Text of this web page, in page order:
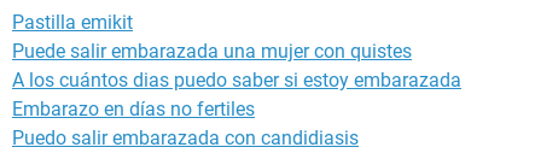
Pastilla emikit
Puede salir embarazada una mujer con quistes
A los cuántos dias puedo saber si estoy embarazada
Embarazo en días no fertiles
Puedo salir embarazada con candidiasis